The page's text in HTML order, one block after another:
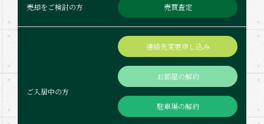
売却をご検討の方 売買査定
ご入居中の方
連絡先変更申し込み
お部屋の解約
駐車場の解約